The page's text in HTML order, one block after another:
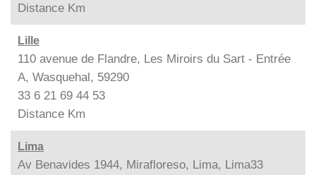
Distance Km
Lille
110 avenue de Flandre, Les Miroirs du Sart - Entrée
A, Wasquehal, 59290
33 6 21 69 44 53
Distance Km
Lima
Av Benavides 1944, Mirafloreso, Lima, Lima33